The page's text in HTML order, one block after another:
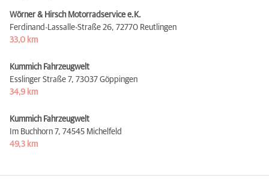
Wörner & Hirsch Motorradservice e.K.
Ferdinand-Lassalle-Straße 26, 72770 Reutlingen
33,0 km
Kummich Fahrzeugwelt
Esslinger Straße 7, 73037 Göppingen
34,9 km
Kummich Fahrzeugwelt
Im Buchhorn 7, 74545 Michelfeld
49,3 km